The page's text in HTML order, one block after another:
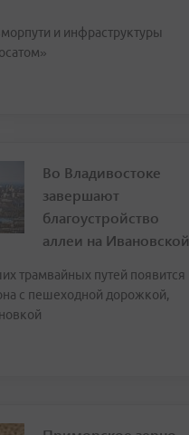
и инфраструктуры
Во Владивостоке
завершают
благоустройство
аллеи на Ивановской
трамвайных путей появится
с пешеходной дорожкой,